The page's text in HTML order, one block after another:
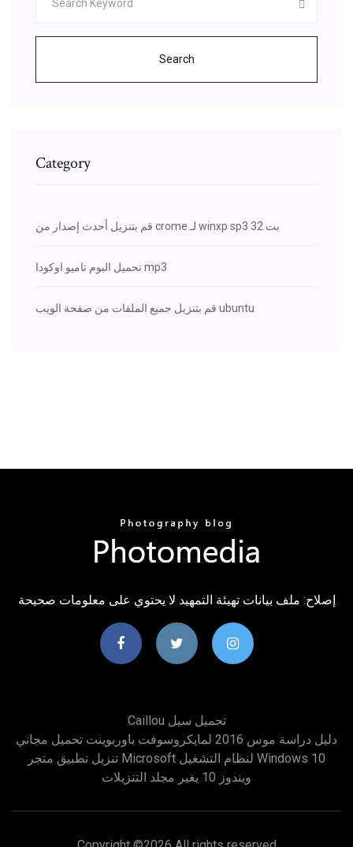
Search
Category
قم بتنزيل أحدث إصدار من crome لـ winxp sp3 32 بت
تحميل البوم تاميو اوكودا mp3
قم بتنزيل جميع الملفات من صفحة الويب ubuntu
إصلاح: ملف بيانات تهيئة التمهيد لا يحتوي على معلومات صحيحة
Caillou تحميل سيل
دليل دراسة موس 2016 لمايكروسوفت باوربوينت تحميل مجاني
تنزيل تطبيق متجر Microsoft لنظام التشغيل Windows 10
ويندوز 10 يغير مجلد التنزيلات